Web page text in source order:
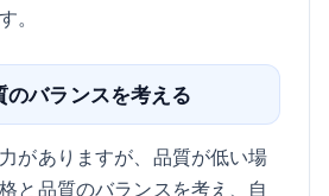
。
バランスを考える
がありますが、品質が低い場
と品質のバランスを考え、自